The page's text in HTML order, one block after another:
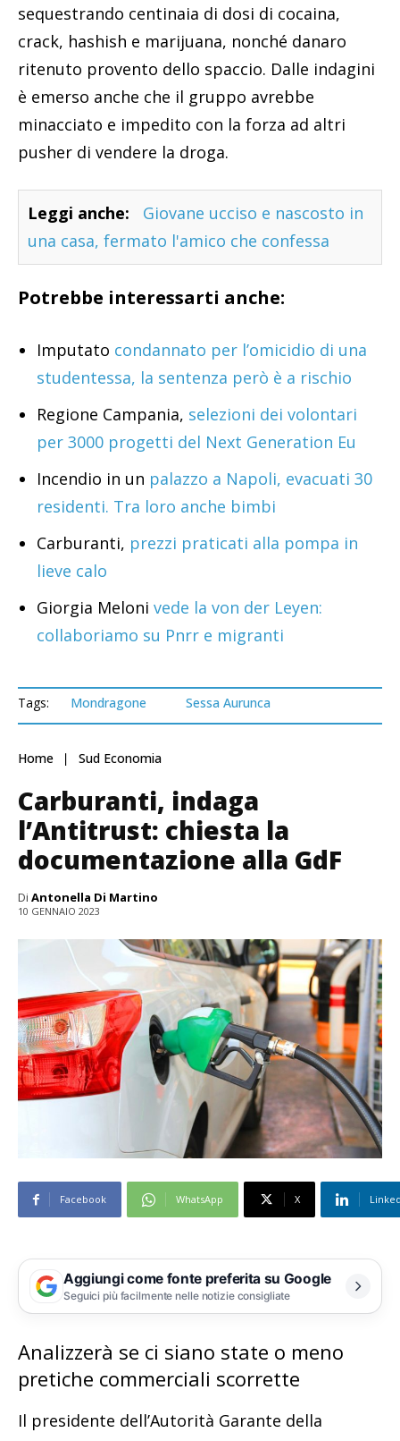
sequestrando centinaia di dosi di cocaina,
crack, hashish e marijuana, nonché danaro
ritenuto provento dello spaccio. Dalle indagini
è emerso anche che il gruppo avrebbe
minacciato e impedito con la forza ad altri
pusher di vendere la droga.
Leggi anche:
Giovane ucciso e nascosto in
una casa, fermato l'amico che confessa
Potrebbe interessarti anche:
Imputato condannato per l’omicidio di una
studentessa, la sentenza però è a rischio
Regione Campania, selezioni dei volontari
per 3000 progetti del Next Generation Eu
Incendio in un palazzo a Napoli, evacuati 30
residenti. Tra loro anche bimbi
Carburanti, prezzi praticati alla pompa in
lieve calo
Giorgia Meloni vede la von der Leyen:
collaboriamo su Pnrr e migranti
Tags: Mondragone Sessa Aurunca
Home Sud Economia
Carburanti, indaga
l’Antitrust: chiesta la
documentazione alla GdF
Di Antonella Di Martino
10 GENNAIO 2023
Facebook WhatsApp X
Aggiungi come fonte preferita su Google
Seguici più facilmente nelle notizie consigliate
Analizzerà se ci siano state o meno
pretiche commerciali scorrette
Il presidente dell’Autorità Garante della